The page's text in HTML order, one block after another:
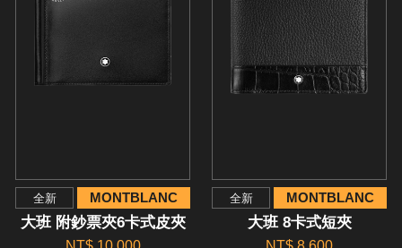
全新 MONTBLANC
大班 附鈔票夾6卡式皮夾
全新 MONTBLANC
大班 8卡式短夾